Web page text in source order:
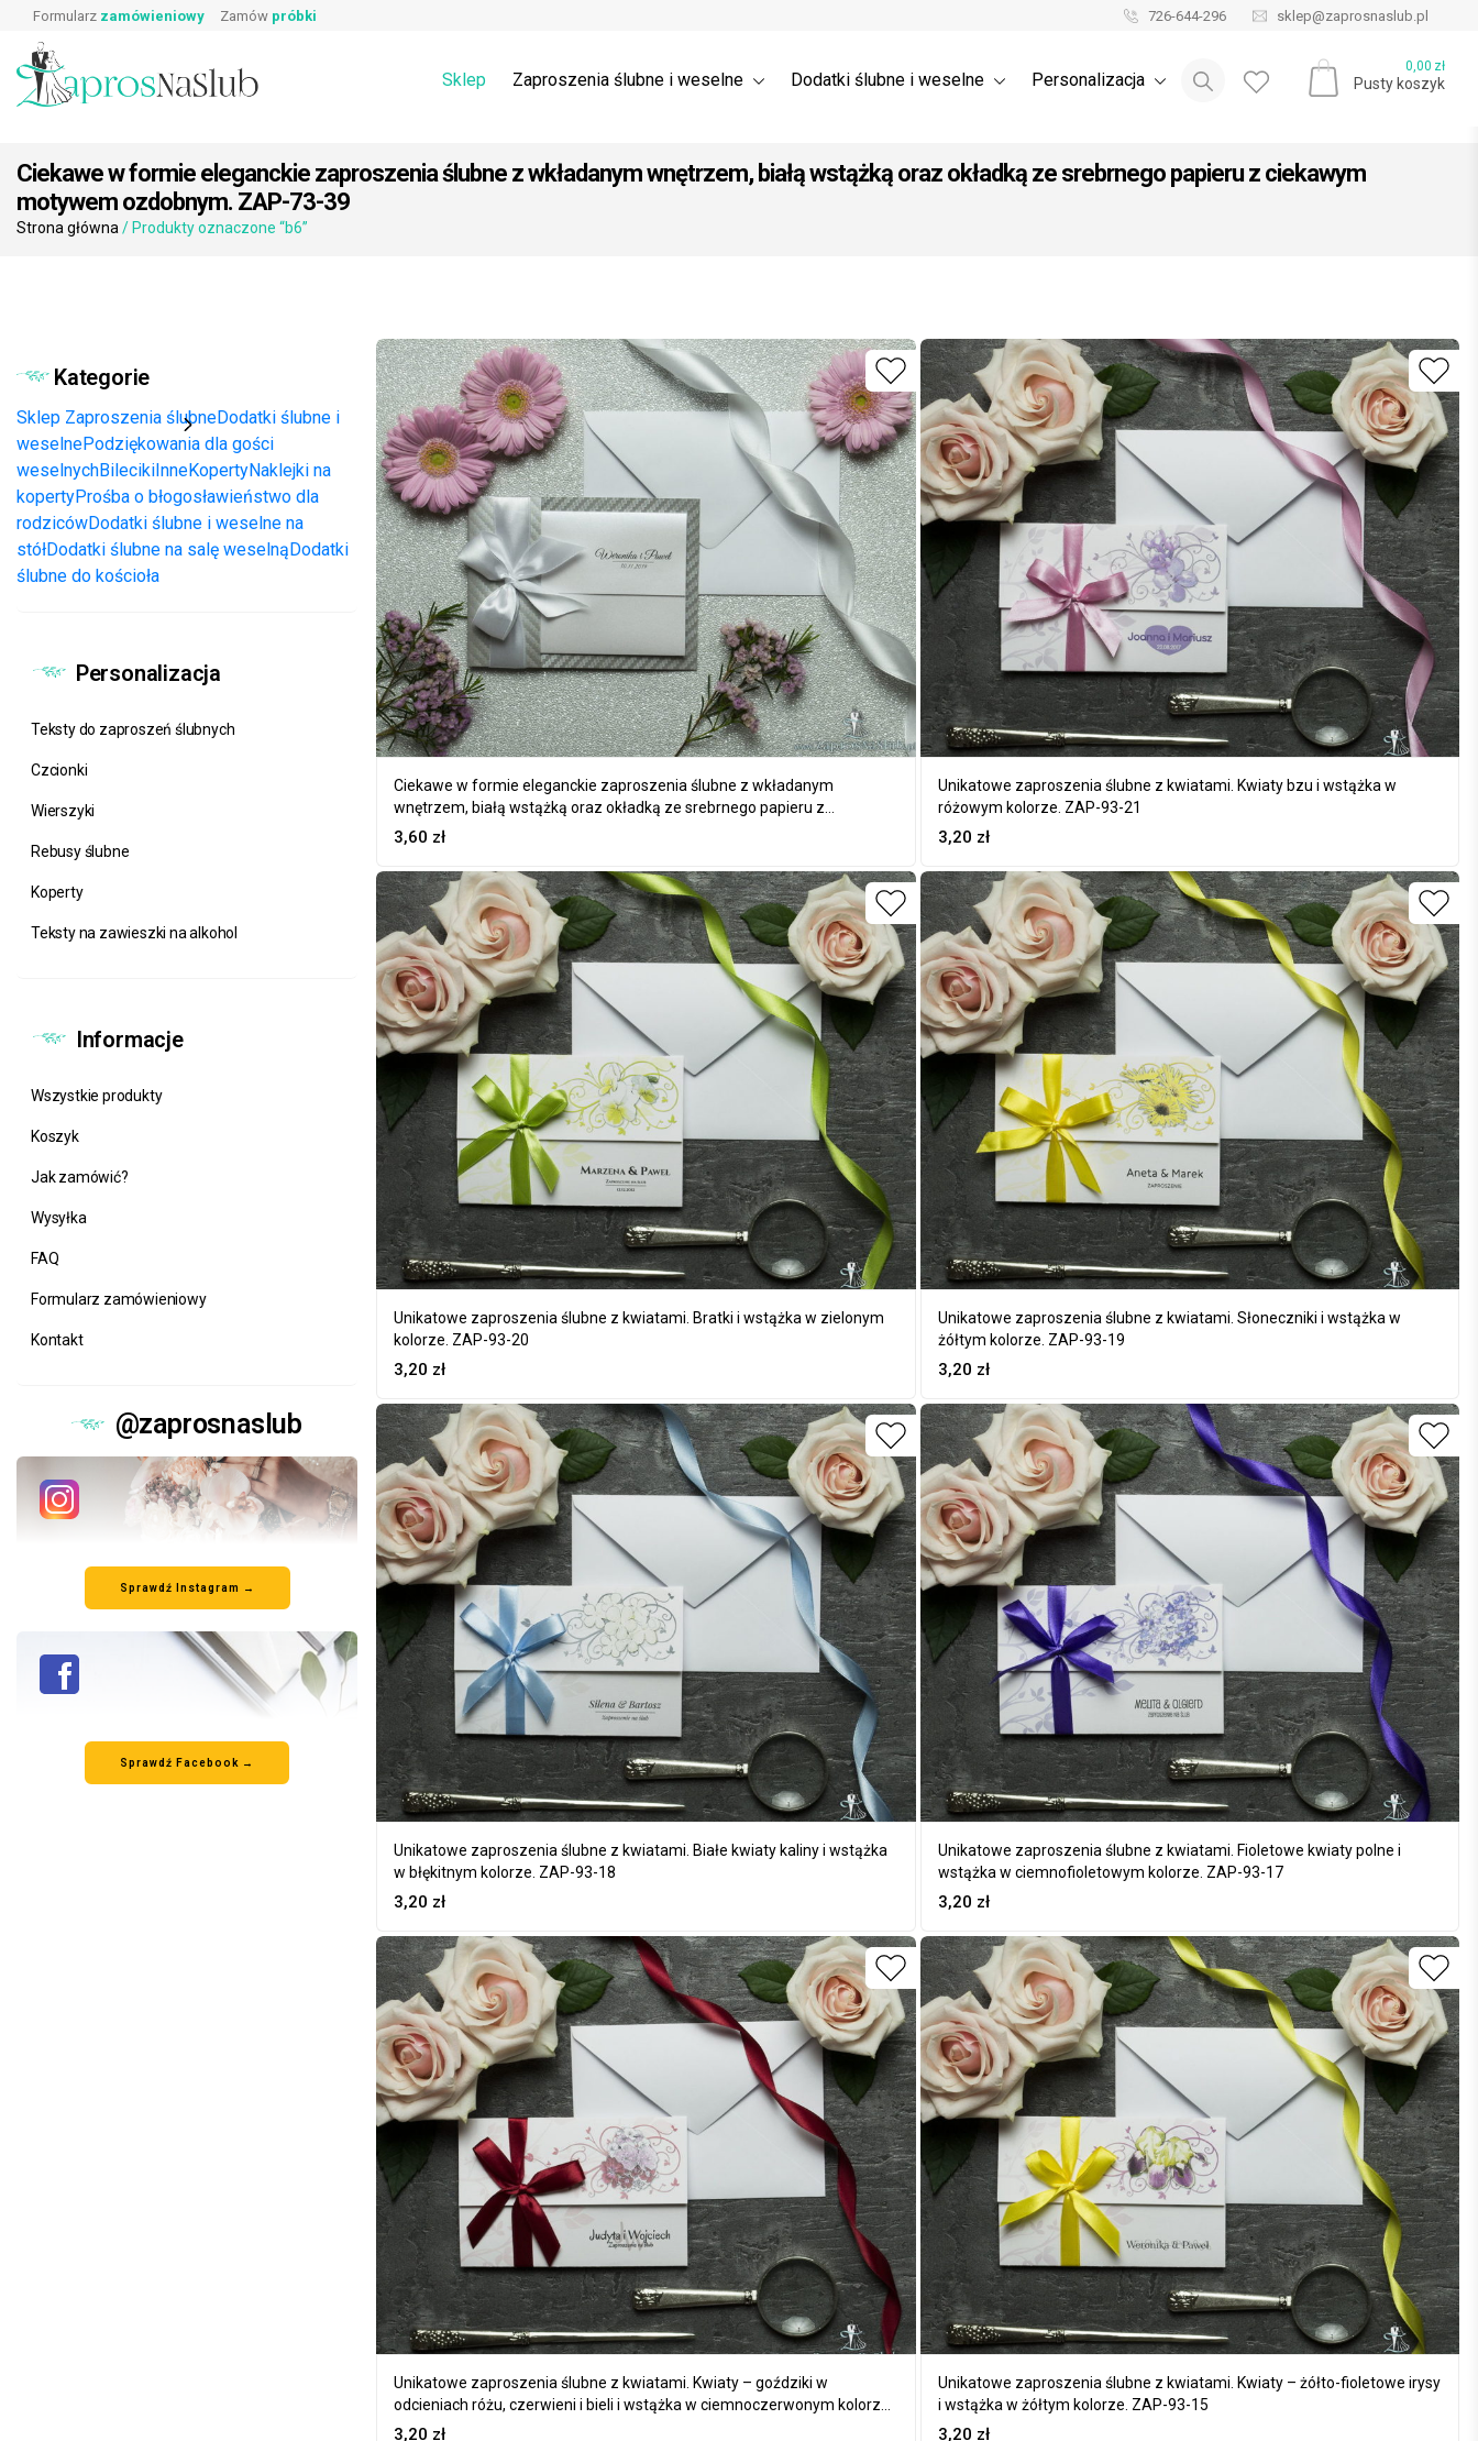
content
Formularz zamówieniowy Zamów próbki 726-644-296 sklep@zaprosnaslub.pl
Sklep Zaproszenia ślubne i weselne Dodatki ślubne i weselne Personalizacja
0,00 zł
Pusty koszyk
Prawa i obowiązki gościa weselnego
Dodatki ślubne i weselne na stół →
Wierszyki o prezentach
Rebusy ślubne do zaproszeń
Blog ślubny
Wpisz produkt, którego szukasz:
Ciekawe w formie eleganckie zaproszenia ślubne z wkładanym wnętrzem, białą wstążką oraz okładką ze srebrnego papieru z ciekawym
motywem ozdobnym. ZAP-73-39
Strona główna / Produkty oznaczone “b6”
Kategorie
Sklep Zaproszenia ślubneDodatki ślubne i
weselnePodziękowania dla gości
weselnychBilecikiInneKopertyNaklejki na
kopertyProśba o błogosławieństwo dla
rodzicówDodatki ślubne i weselne na
stółDodatki ślubne na salę weselnąDodatki
ślubne do kościoła
Personalizacja
Teksty do zaproszeń ślubnych
Czcionki
Wierszyki
Rebusy ślubne
Koperty
Teksty na zawieszki na alkohol
Informacje
Wszystkie produkty
Koszyk
Jak zamówić?
Wysyłka
FAQ
Formularz zamówieniowy
Kontakt
@zaprosnaslub
Sprawdź Instagram →
Sprawdź Facebook →
Ciekawe w formie eleganckie zaproszenia ślubne z wkładanym
wnętrzem, białą wstążką oraz okładką ze srebrnego papieru z
ciekawym motywem ozdobnym. ZAP-73-39
3,60 zł
Unikatowe zaproszenia ślubne z kwiatami. Kwiaty bzu i wstążka w
różowym kolorze. ZAP-93-21
3,20 zł
Unikatowe zaproszenia ślubne z kwiatami. Bratki i wstążka w zielonym
kolorze. ZAP-93-20
3,20 zł
Unikatowe zaproszenia ślubne z kwiatami. Słoneczniki i wstążka w
żółtym kolorze. ZAP-93-19
3,20 zł
Unikatowe zaproszenia ślubne z kwiatami. Białe kwiaty kaliny i wstążka
w błękitnym kolorze. ZAP-93-18
3,20 zł
Unikatowe zaproszenia ślubne z kwiatami. Fioletowe kwiaty polne i
wstążka w ciemnofioletowym kolorze. ZAP-93-17
3,20 zł
Unikatowe zaproszenia ślubne z kwiatami. Kwiaty – goździki w
odcieniach różu, czerwieni i bieli i wstążka w ciemnoczerwonym kolorze.
ZAP-93-16
3,20 zł
Unikatowe zaproszenia ślubne z kwiatami. Kwiaty – żółto-fioletowe irysy
i wstążka w żółtym kolorze. ZAP-93-15
3,20 zł